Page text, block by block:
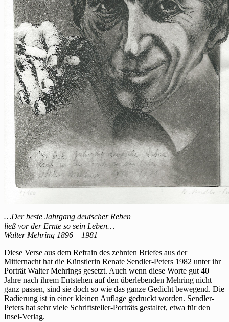
…Der beste Jahrgang deutscher Reben
ließ vor der Ernte so sein Leben…
Walter Mehring 1896 – 1981
Diese Verse aus dem Refrain des zehnten Briefes aus der
Mitternacht hat die Künstlerin Renate Sendler-Peters 1982 unter ihr
Porträt Walter Mehrings gesetzt. Auch wenn diese Worte gut 40
Jahre nach ihrem Entstehen auf den überlebenden Mehring nicht
ganz passen, sind sie doch so wie das ganze Gedicht bewegend. Die
Radierung ist in einer kleinen Auflage gedruckt worden. Sendler-
Peters hat sehr viele Schriftsteller-Porträts gestaltet, etwa für den
Insel-Verlag.